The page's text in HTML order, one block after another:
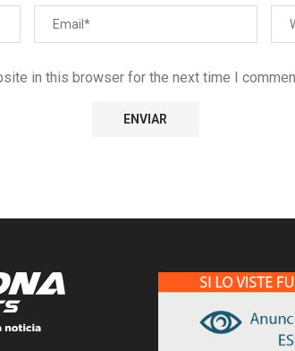
in this browser for the next time I